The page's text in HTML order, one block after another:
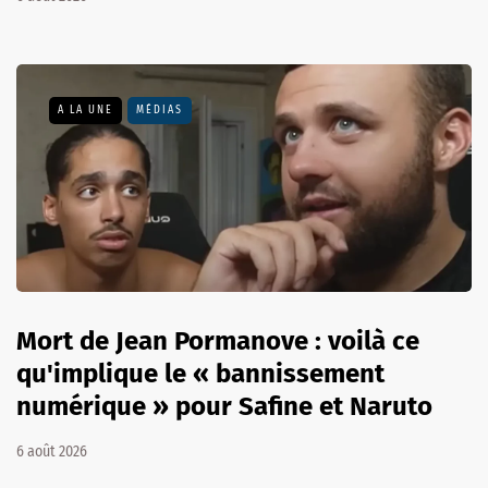
A LA UNE MÉDIAS
Mort de Jean Pormanove : voilà ce
qu'implique le « bannissement
numérique » pour Safine et Naruto
6 août 2026